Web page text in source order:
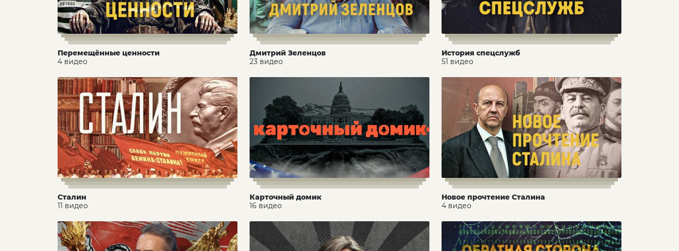
Перемещённые ценности
4 видео
Дмитрий Зеленцов
23 видео
История спецслужб
51 видео
Сталин
11 видео
Карточный домик
16 видео
Новое прочтение Сталина
4 видео